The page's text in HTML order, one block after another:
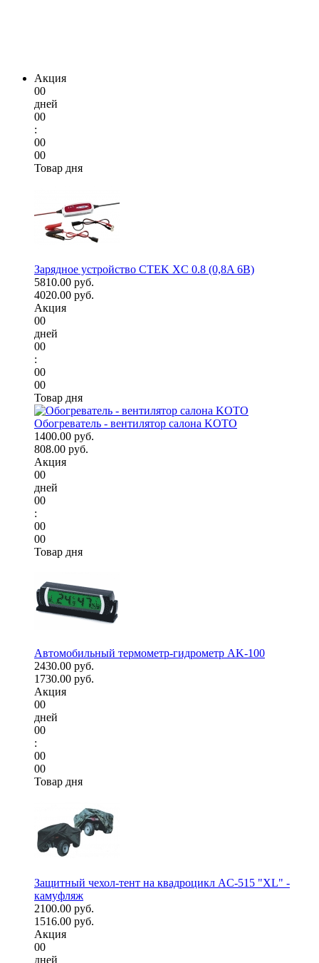
Акция
00
дней
00
:
00
00
Товар дня
Зарядное устройство CTEK XC 0.8 (0,8A 6В)
5810.00 руб.
4020.00 руб.
Акция
00
дней
00
:
00
00
Товар дня
Обогреватель - вентилятор салона KOTO
1400.00 руб.
808.00 руб.
Акция
00
дней
00
:
00
00
Товар дня
Автомобильный термометр-гидрометр AK-100
2430.00 руб.
1730.00 руб.
Акция
00
дней
00
:
00
00
Товар дня
Защитный чехол-тент на квадроцикл AC-515 "XL" -
камуфляж
2100.00 руб.
1516.00 руб.
Акция
00
дней